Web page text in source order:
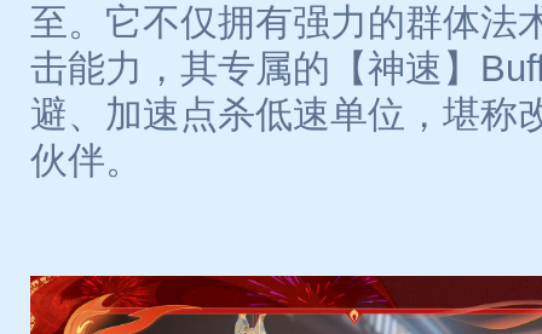
至。它不仅拥有强力的群体法
击能力，其专属的【神速】
避、加速点杀低速单位，堪称
伙伴。